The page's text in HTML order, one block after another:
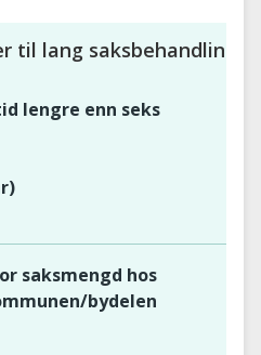
til lang
lengre enn seks
saksmengd hos
bydelen